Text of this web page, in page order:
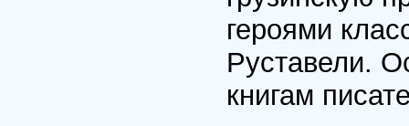
героями
Руставели.
книгам